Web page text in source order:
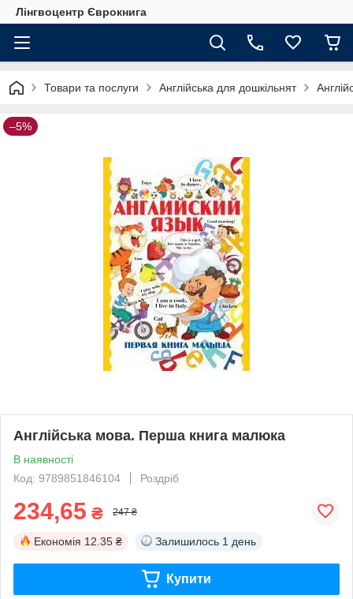
Лінгвоцентр Єврокнига
Товари та послуги Англійська для дошкільнят
–5%
Англійська мова. Перша книга малюка
В наявності
Код: 9789851846104
Роздріб
234,65 ₴ 247 ₴
Економія 12.35 ₴ Залишилось 1 день
Купити